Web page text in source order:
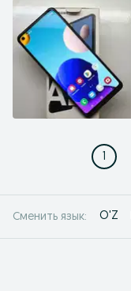
1
Сменить язык: O'Z